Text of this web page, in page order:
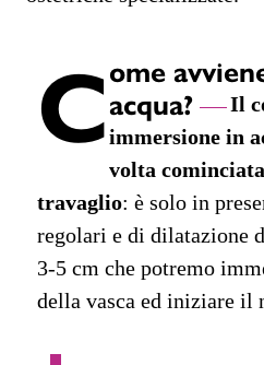
Come
acqua?
Il
immersione in
volta
travaglio: è solo in
regolari e di dilatazione
3-5 cm che potremo
della vasca ed iniziare il